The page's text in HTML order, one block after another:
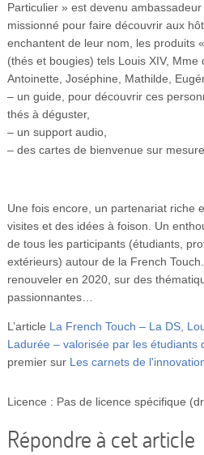
Particulier » est devenu
missionné pour faire découvrir aux
enchantent de leur nom, les produits
(thés et bougies) tels Louis XIV, Mme
Antoinette, Joséphine, Mathilde,
– un guide, pour découvrir ces
thés à déguster,
– un support audio,
– des cartes de bienvenue sur mesure.
Une fois encore, un partenariat riche
visites et des idées à foison. Un
de tous les participants (étudiants,
extérieurs) autour de la French
renouveler en 2020, sur des
passionnantes…
L’article La French Touch – La DS,
Ladurée – valorisée par les étudiants
premier sur Les carnets de
Licence : Pas de licence spécifique
Répondre à cet article